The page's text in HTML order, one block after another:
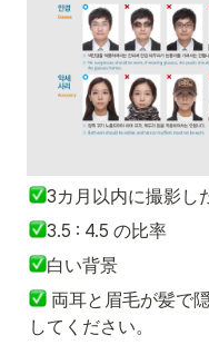
3カ月以内に撮影し
3.5 : 4.5 の比率
白い背景
両耳と眉毛が髪で
してください。